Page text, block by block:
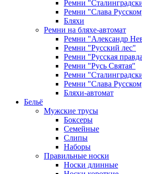
Ремни
Ремни "Слава
Бляхи
Ремни на бляхе-автомат
Ремни "Александр
Ремни "Русский лес"
Ремни "Русская
Ремни "Русь Святая"
Ремни
Ремни "Слава
Бляхи-автомат
Бельё
Мужские трусы
Боксеры
Семейные
Слипы
Наборы
Правильные носки
Носки длинные